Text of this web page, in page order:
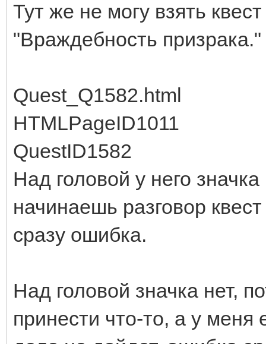
Тут же не могу взять
"Враждебность призрака."
Quest_Q1582.html
HTMLPageID1011
QuestID1582
Над головой у него значка
начинаешь разговор
сразу ошибка.
Над головой значка нет,
принести что-то, а у